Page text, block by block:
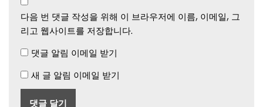
다음 번 댓글 작성을 위해 이 브라우저에 이름, 이메일, 그
리고 웹사이트를 저장합니다.
댓글 알림 이메일 받기
새 글 알림 이메일 받기